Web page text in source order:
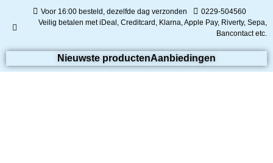
Voor 16:00 besteld, dezelfde dag verzonden
0229-504560
Veilig betalen met iDeal, Creditcard, Klarna, Apple Pay, Riverty, Sepa,
Bancontact etc.
Nieuwste productenAanbiedingen